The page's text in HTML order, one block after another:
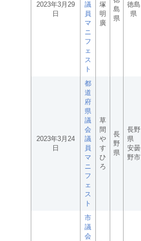
2023年3月29
日
議
員
マ
ニ
フ
ェ
ス
ト
塚
明
廣
島
県
徳島
県
2023年3月24
日
都
道
府
県
議
会
議
員
マ
ニ
フ
ェ
ス
ト
草
間
や
す
ひ
ろ
長
野
県
長野
県
安曇
野市
市
議
会